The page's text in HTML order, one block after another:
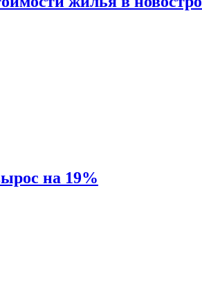
на 19%